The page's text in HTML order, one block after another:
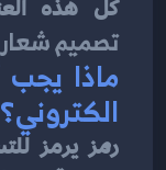
تصميم
الكتروني؟